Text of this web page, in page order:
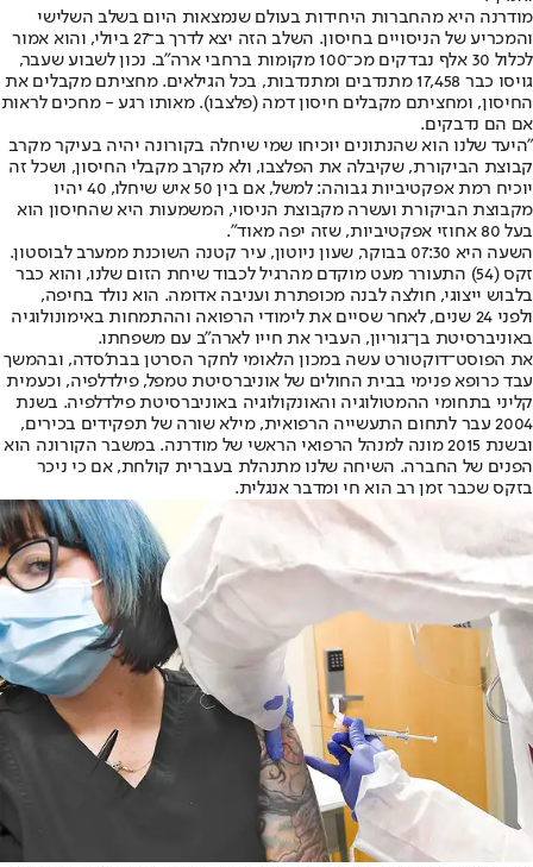
מודרנה היא מהחברות היחידות בעולם שנמצאות היום בשלב השלישי
והמכריע של הניסויים בחיסון. השלב הזה יצא לדרך ב־27 ביולי, והוא אמור
לכלול 30 אלף נבדקים מכ־100 מקומות ברחבי ארה"ב. נכון לשבוע שעבר,
גויסו כבר 17,458 מתנדבים ומתנדבות, בכל הגילאים. מחציתם מקבלים את
החיסון, ומחציתם מקבלים חיסון דמה (פלצבו). מאותו רגע - מחכים לראות
אם הם נדבקים.
"היעד שלנו הוא שהנתונים יוכיחו שמי שיחלה בקורונה יהיה בעיקר מקרב
קבוצת הביקורת, שקיבלה את הפלצבו, ולא מקרב מקבלי החיסון, ושכל זה
יוכיח רמת אפקטיביות גבוהה: למשל, אם בין 50 איש שיחלו, 40 יהיו
מקבוצת הביקורת ועשרה מקבוצת הניסוי, המשמעות היא שהחיסון הוא
בעל 80 אחוזי אפקטיביות, שזה יפה מאוד".
השעה היא 07:30 בבוקר, שעון ניוטון, עיר קטנה השוכנת ממערב לבוסטון.
זקס (54) התעורר מעט מוקדם מהרגיל לכבוד שיחת הזום שלנו, והוא כבר
בלבוש ייצוגי, חולצה לבנה מכופתרת ועניבה אדומה. הוא נולד בחיפה,
ולפני 24 שנים, לאחר שסיים את לימודי הרפואה וההתמחות באימונולוגיה
באוניברסיטת בן־גוריון, העביר את חייו לארה"ב עם משפחתו.
את הפוסט־דוקטורט עשה במכון הלאומי לחקר הסרטן בבת'סדה, ובהמשך
עבד כרופא פנימי בבית החולים של אוניברסיטת טמפל, פילדלפיה, וכעמית
קליני בתחומי ההמטולוגיה והאונקולוגיה באוניברסיטת פילדלפיה. בשנת
2004 עבר לתחום התעשייה הרפואית, מילא שורה של תפקידים בכירים,
ובשנת 2015 מונה למנהל הרפואי הראשי של מודרנה. במשבר הקורונה הוא
הפנים של החברה. השיחה שלנו מתנהלת בעברית קולחת, אם כי ניכר
בזקס שכבר זמן רב הוא חי ומדבר אנגלית.